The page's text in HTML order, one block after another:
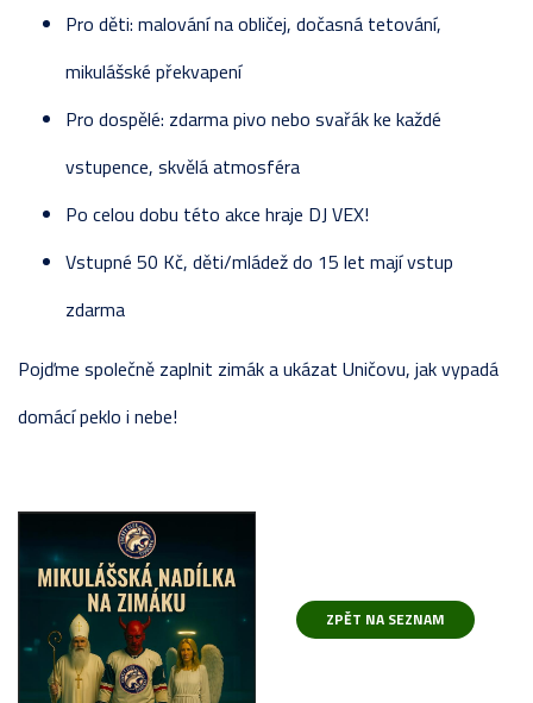
Pro děti: malování na obličej, dočasná tetování,
mikulášské překvapení
Pro dospělé: zdarma pivo nebo svařák ke každé
vstupence, skvělá atmosféra
Po celou dobu této akce hraje DJ VEX!
Vstupné 50 Kč, děti/mládež do 15 let mají vstup
zdarma
Pojďme společně zaplnit zimák a ukázat Uničovu, jak vypadá
domácí peklo i nebe!